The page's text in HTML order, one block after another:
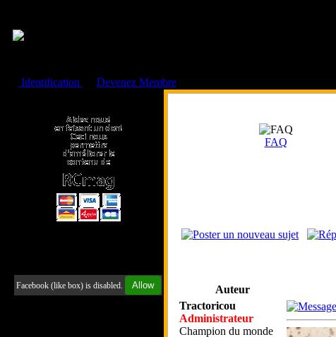
Identification
Devenez Membre
Facebook (like box) is disabled. Allow
FAQ
Auteur
Tractoricou
Administrateur
Champion du monde